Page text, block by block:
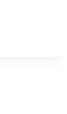
repertoár
pilates